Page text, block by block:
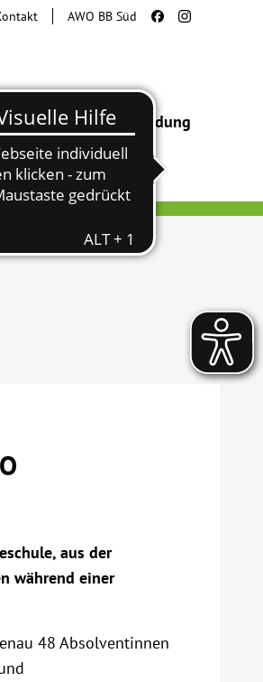
& HilfeBegegnung Bildung
AWO BB Süd
aus der
während einer
48 Absolventinnen